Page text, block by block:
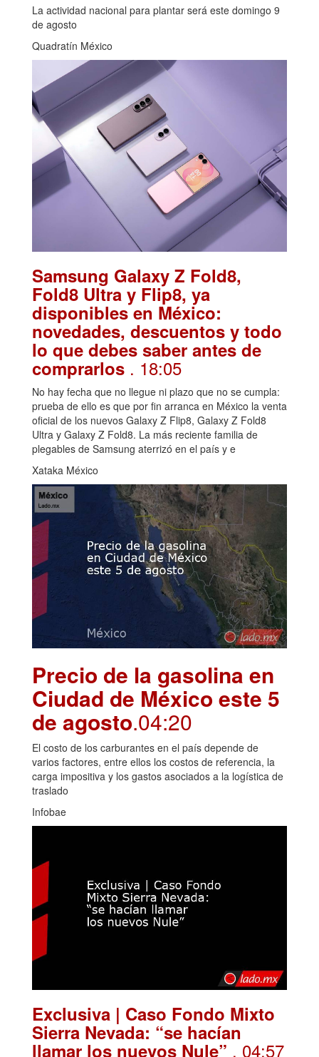
La actividad nacional para plantar será este domingo 9
de agosto
Quadratín México
Samsung Galaxy Z Fold8,
Fold8 Ultra y Flip8, ya
disponibles en México:
novedades, descuentos y todo
lo que debes saber antes de
comprarlos . 18:05
No hay fecha que no llegue ni plazo que no se cumpla:
prueba de ello es que por fin arranca en México la venta
oficial de los nuevos Galaxy Z Flip8, Galaxy Z Fold8
Ultra y Galaxy Z Fold8. La más reciente familia de
plegables de Samsung aterrizó en el país y e
Xataka México
Precio de la gasolina en
Ciudad de México este 5
de agosto.04:20
El costo de los carburantes en el país depende de
varios factores, entre ellos los costos de referencia, la
carga impositiva y los gastos asociados a la logística de
traslado
Infobae
Exclusiva | Caso Fondo Mixto
Sierra Nevada: “se hacían
llamar los nuevos Nule” . 04:57